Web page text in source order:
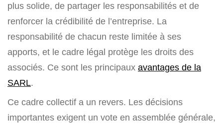
plus solide, de partager les responsabilités et de
renforcer la crédibilité de l’entreprise. La
responsabilité de chacun reste limitée à ses
apports, et le cadre légal protège les droits des
associés. Ce sont les principaux avantages de la
SARL.
Ce cadre collectif a un revers. Les décisions
importantes exigent un vote en assemblée générale,